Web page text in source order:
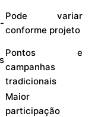
Pode variar
conforme projeto
Pontos e
campanhas
tradicionais
Maior
participação